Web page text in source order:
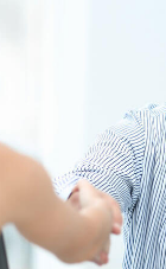
Secteur
33, Mairie de
régionale des
la-Loire,